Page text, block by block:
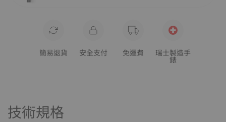
簡易退貨 安全支付 免運費 瑞士製造手
錶
技術規格